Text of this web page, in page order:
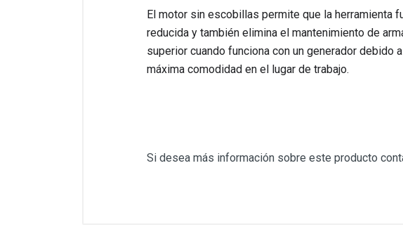
El motor sin escobillas permite que la herramienta
reducida y también elimina el mantenimiento de
superior cuando funciona con un generador
máxima comodidad en el lugar de trabajo.
Si desea más información sobre este producto